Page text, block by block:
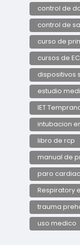
control de
control de
curso de
cursos de
dispositivos
estudio
IET
intubacion
libro de rcp
manual de
paro
Respiratory
trauma
uso medico